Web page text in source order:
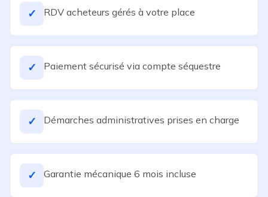
✓ RDV acheteurs gérés à votre place
✓ Paiement sécurisé via compte séquestre
✓ Démarches administratives prises en charge
✓ Garantie mécanique 6 mois incluse